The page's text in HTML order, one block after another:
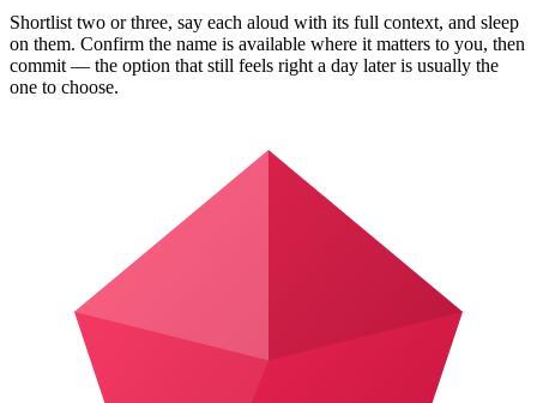
Shortlist two or three, say each aloud with its full context, and sleep
on them. Confirm the name is available where it matters to you, then
commit — the option that still feels right a day later is usually the
one to choose.